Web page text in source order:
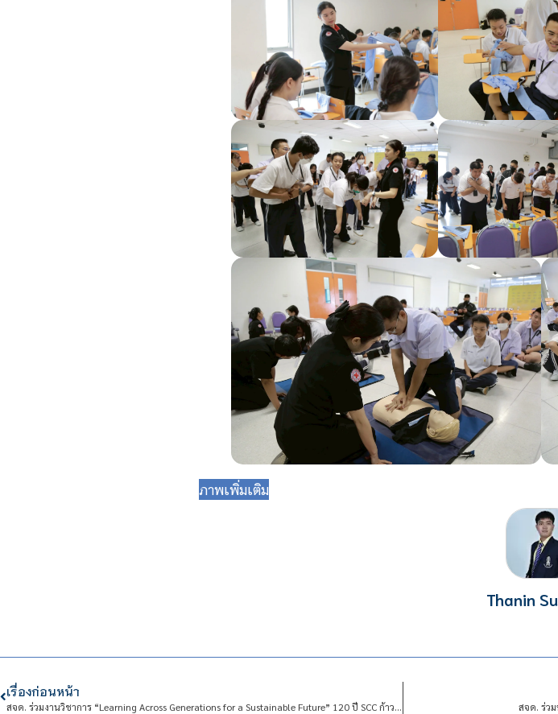
ภาพเพิ่มเติม
Thanin
เรื่องก่อนหน้า
สจด. ร่วมงานวิชาการ “Learning Across Generations for a Sustainable Future” 120 ปี SCC ก้าวผ่านทุกช่วงวัยการเรียนรู้สู่อนาคตที่ยั่งยืน โรงเรียนซางตาครู้สคอนแวนท์ ปีการศึกษา 2568 สจด. ร่ว